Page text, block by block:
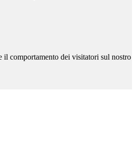
il comportamento dei visitatori sul nostro